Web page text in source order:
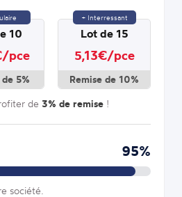
10
pce
5%
+ Interressant
Lot de 15
5,13€/pce
Remise de 10%
de 3% de remise!
95%
société.